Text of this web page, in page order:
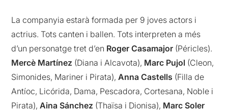
La companyia estarà formada per 9 joves actors i
actrius. Tots canten i ballen. Tots interpreten a més
d’un personatge tret d’en Roger Casamajor (Péricles).
Mercè Martínez (Diana i Alcavota), Marc Pujol (Cleon,
Simonides, Mariner i Pirata),Anna Castells (Filla de
Antíoc, Licórida, Dama, Pescadora, Cortesana, Noble i
Pirata),Aina Sánchez (Thaïsa i Dionisa), Marc Soler